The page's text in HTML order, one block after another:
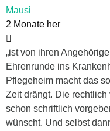
Mausi
2 Monate her
„ist von ihren
Ehrenrunde ins
Pflegeheim macht das
Zeit drängt. Die
schon schriftlich
wünscht. Und selbst